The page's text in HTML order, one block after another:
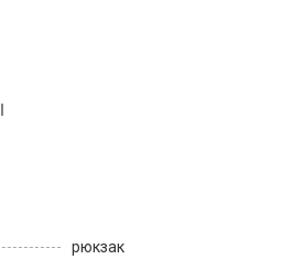
рюкзак